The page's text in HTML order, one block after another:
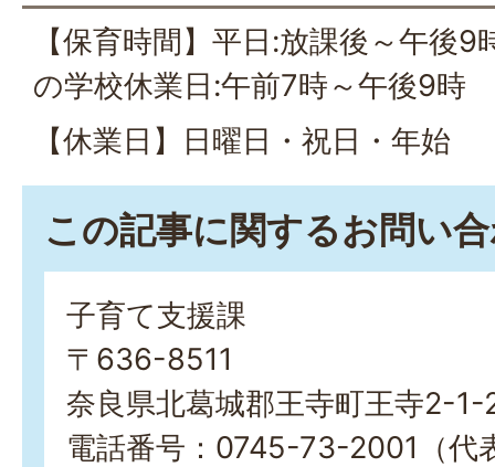
【保育時間】平日:放課後～午後
の学校休業日:午前7時～午後9時
【休業日】日曜日・祝日・年始
この記事に関するお問い
子育て支援課
〒636-8511
奈良県北葛城郡王寺町王寺2-1-
電話番号：0745-73-2001（代